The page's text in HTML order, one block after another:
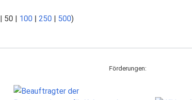
| 50 | 100 | 250 | 500)
Förderungen: